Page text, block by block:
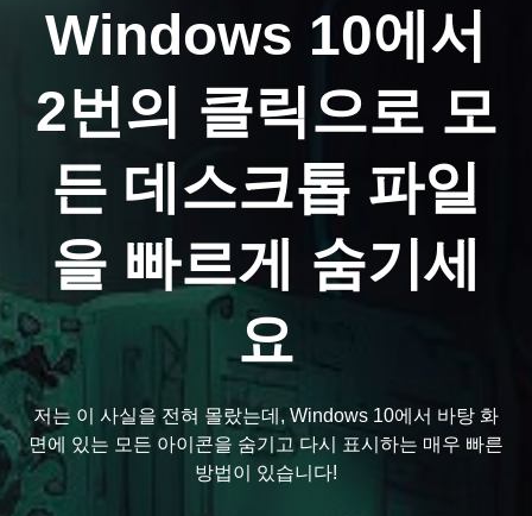
Windows 10에서
2번의 클릭으로 모
든 데스크톱 파일
을 빠르게 숨기세
요
저는 이 사실을 전혀 몰랐는데, Windows 10에서 바탕 화
면에 있는 모든 아이콘을 숨기고 다시 표시하는 매우 빠른
방법이 있습니다!